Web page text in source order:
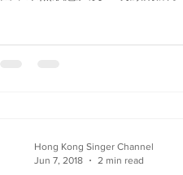
Hong Kong Singer Channel
Jun 7, 2018
2 min read